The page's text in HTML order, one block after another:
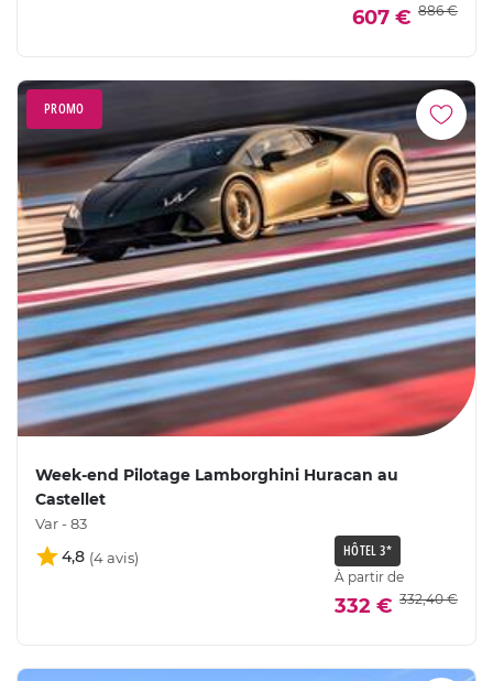
607 € 886 €
PROMO
Week-end Pilotage Lamborghini Huracan au
Castellet
Var - 83
4,8 HÔTEL 3*
À partir de
332 € 332,40 €